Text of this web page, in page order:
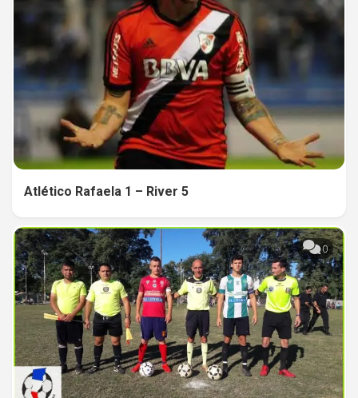
Atlético Rafaela 1 – River 5
0